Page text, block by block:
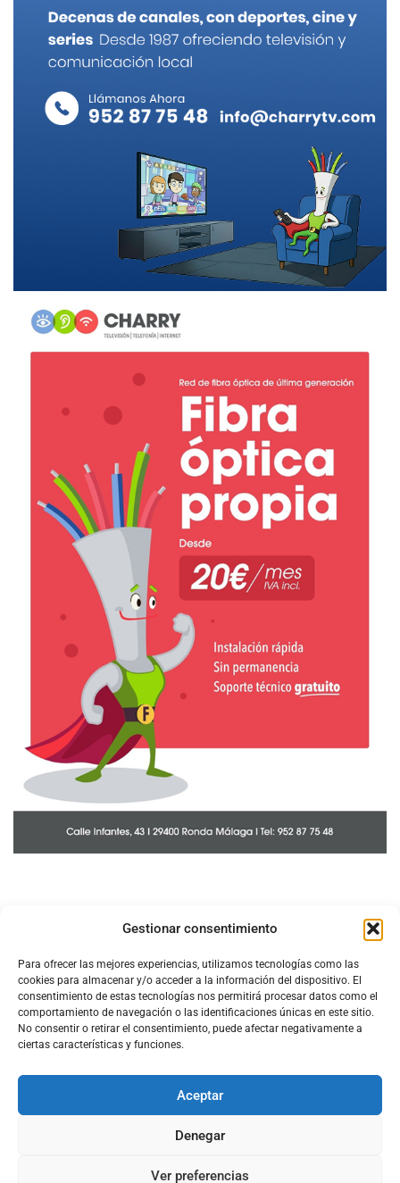
Gestionar consentimiento
Para ofrecer las mejores experiencias, utilizamos tecnologías como las
cookies para almacenar y/o acceder a la información del dispositivo. El
consentimiento de estas tecnologías nos permitirá procesar datos como el
comportamiento de navegación o las identificaciones únicas en este sitio.
No consentir o retirar el consentimiento, puede afectar negativamente a
ciertas características y funciones.
Aceptar
Denegar
Ver preferencias